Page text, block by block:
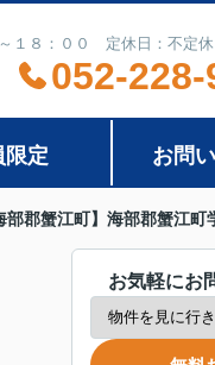
１８：００ 定休日：不定
052-228-
限定 お問
部郡蟹江町】海部郡蟹江
お気軽にお